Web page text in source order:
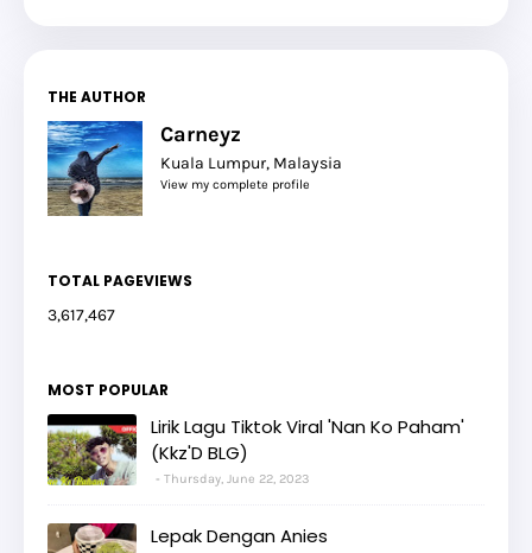
THE AUTHOR
Carneyz
Kuala Lumpur, Malaysia
View my complete profile
TOTAL PAGEVIEWS
3,617,467
MOST POPULAR
Lirik Lagu Tiktok Viral 'Nan Ko Paham'
(Kkz'D BLG)
Thursday, June 22, 2023
Lepak Dengan Anies